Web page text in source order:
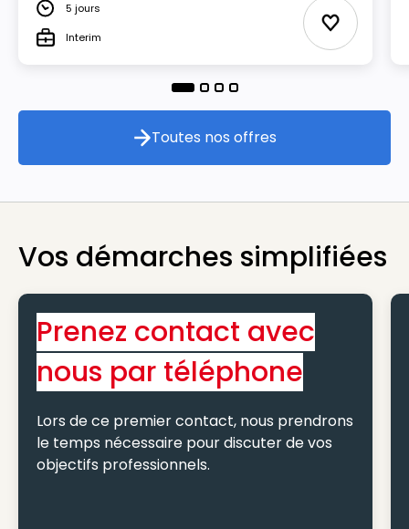
Durée5 jours
TypeInterim Ajouter
Toutes nos offres
Toutes nos offres
Vos démarches simplifiées
Prenez contact avec
nous par téléphone
Lors de ce premier contact, nous prendrons
le temps nécessaire pour discuter de vos
objectifs professionnels.